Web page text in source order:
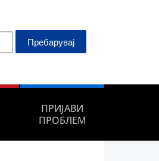
Пребарувај
ПРИЈАВИ
ПРОБЛЕМ